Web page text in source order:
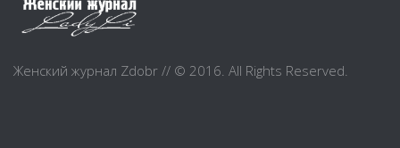
Красота
Женский журнал Zdobr // © 2016. All Rights Reserved.